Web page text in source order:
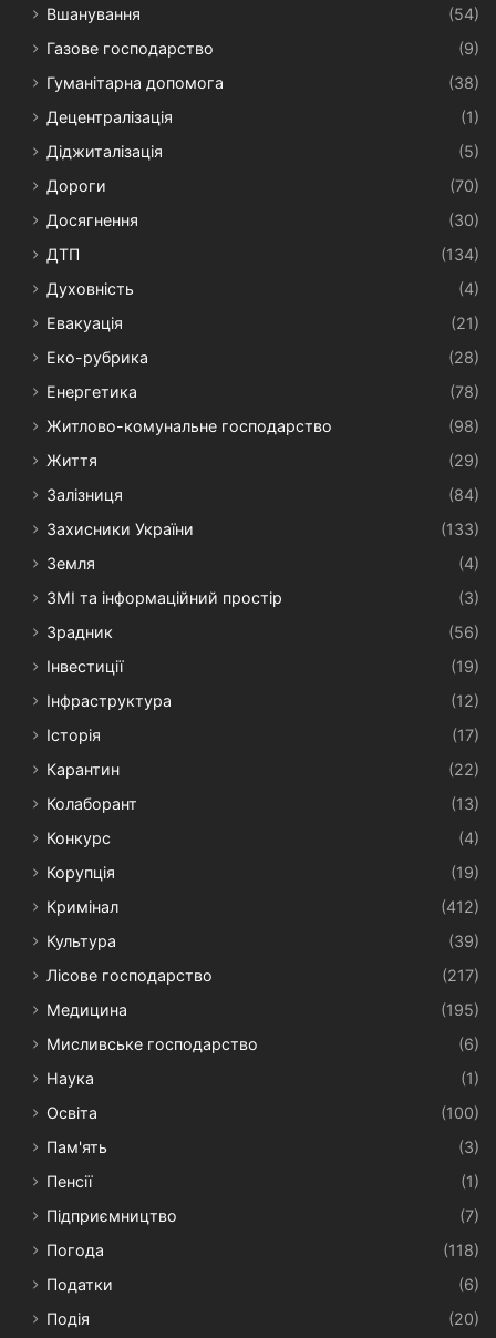
Вшанування
(54)
Газове господарство
(9)
Гуманітарна допомога
(38)
Децентралізація
(1)
Діджиталізація
(5)
Дороги
(70)
Досягнення
(30)
ДТП
(134)
Духовність
(4)
Евакуація
(21)
Еко-рубрика
(28)
Енергетика
(78)
Житлово-комунальне господарство
(98)
Життя
(29)
Залізниця
(84)
Захисники України
(133)
Земля
(4)
ЗМІ та інформаційний простір
(3)
Зрадник
(56)
Інвестиції
(19)
Інфраструктура
(12)
Історія
(17)
Карантин
(22)
Колаборант
(13)
Конкурс
(4)
Корупція
(19)
Кримінал
(412)
Культура
(39)
Лісове господарство
(217)
Медицина
(195)
Мисливське господарство
(6)
Наука
(1)
Освіта
(100)
Пам'ять
(3)
Пенсії
(1)
Підприємництво
(7)
Погода
(118)
Податки
(6)
Подія
(20)